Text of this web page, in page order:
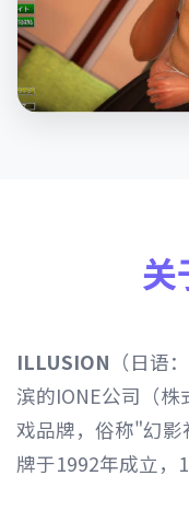
ILLUSION （日语
滨的IONE公司（
戏品牌，俗称"幻
牌于1992年成立，